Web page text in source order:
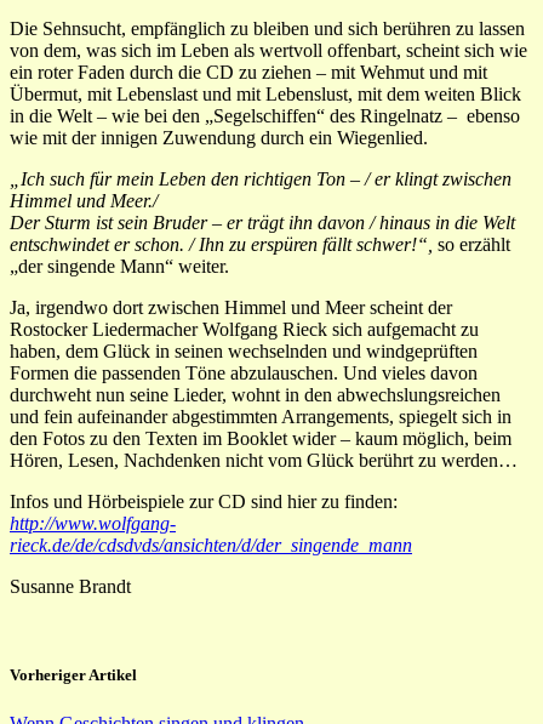
Die Sehnsucht, empfänglich zu bleiben und sich berühren zu lassen
von dem, was sich im Leben als wertvoll offenbart, scheint sich wie
ein roter Faden durch die CD zu ziehen – mit Wehmut und mit
Übermut, mit Lebenslast und mit Lebenslust, mit dem weiten Blick
in die Welt – wie bei den „Segelschiffen“ des Ringelnatz – ebenso
wie mit der innigen Zuwendung durch ein Wiegenlied.
„Ich such für mein Leben den richtigen Ton – / er klingt zwischen
Himmel und Meer./
Der Sturm ist sein Bruder – er trägt ihn davon / hinaus in die Welt
entschwindet er schon. /Ihn zu erspüren fällt schwer!“, so erzählt
„der singende Mann“ weiter.
Ja, irgendwo dort zwischen Himmel und Meer scheint der
Rostocker Liedermacher Wolfgang Rieck sich aufgemacht zu
haben, dem Glück in seinen wechselnden und windgeprüften
Formen die passenden Töne abzulauschen. Und vieles davon
durchweht nun seine Lieder, wohnt in den abwechslungsreichen
und fein aufeinander abgestimmten Arrangements, spiegelt sich in
den Fotos zu den Texten im Booklet wider – kaum möglich, beim
Hören, Lesen, Nachdenken nicht vom Glück berührt zu werden…
Infos und Hörbeispiele zur CD sind hier zu finden:
http://www.wolfgang-
rieck.de/de/cdsdvds/ansichten/d/der_singende_mann
Susanne Brandt
Vorheriger Artikel